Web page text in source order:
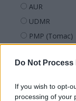
Do Not
If you wish to opt-
processing of your
AUR
UDMR
PMP (Tomac)
PNȚMM
SENS